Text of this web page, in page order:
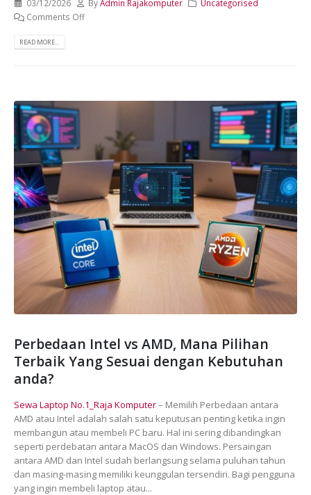
03/12/2026 ByAdmin Rajakomputer
Uncategorised
Comments Off
READ MORE...
Perbedaan Intel vs AMD, Mana Pilihan
Terbaik Yang Sesuai dengan Kebutuhan
anda?
Sewa Laptop No.1_Raja Komputer– Memilih Perbedaan antara
AMD atau Intel adalah salah satu keputusan penting ketika ingin
membangun atau membeli PC baru. Hal ini sering dibandingkan
seperti perdebatan antara MacOS dan Windows. Persaingan
antara AMD dan Intel sudah berlangsung selama puluhan tahun
dan masing-masing memiliki keunggulan tersendiri. Bagi pengguna
yang ingin membeli laptop atau...